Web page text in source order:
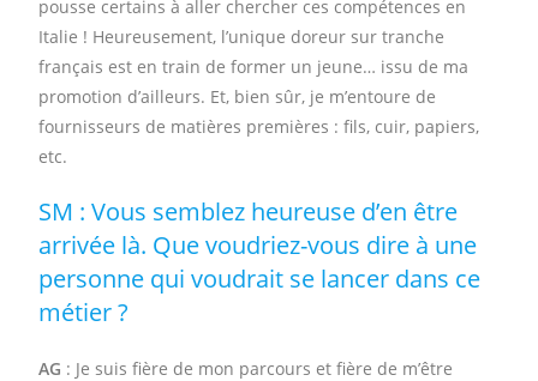
pousse certains à aller chercher ces compétences en
Italie ! Heureusement, l’unique doreur sur tranche
français est en train de former un jeune… issu de ma
promotion d’ailleurs. Et, bien sûr, je m’entoure de
fournisseurs de matières premières : fils, cuir, papiers,
etc.
SM : Vous semblez heureuse d’en être
arrivée là. Que voudriez-vous dire à une
personne qui voudrait se lancer dans ce
métier ?
AG : Je suis fière de mon parcours et fière de m’être